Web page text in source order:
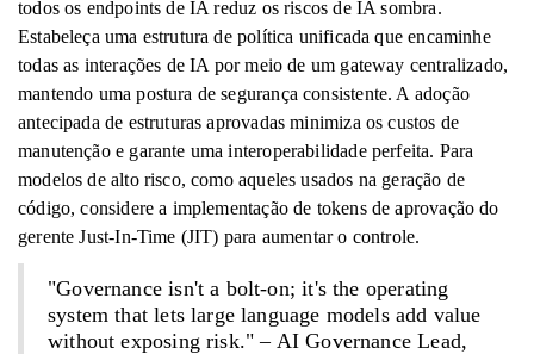
todos os endpoints de IA reduz os riscos de IA sombra.
Estabeleça uma estrutura de política unificada que encaminhe
todas as interações de IA por meio de um gateway centralizado,
mantendo uma postura de segurança consistente. A adoção
antecipada de estruturas aprovadas minimiza os custos de
manutenção e garante uma interoperabilidade perfeita. Para
modelos de alto risco, como aqueles usados ​​na geração de
código, considere a implementação de tokens de aprovação do
gerente Just-In-Time (JIT) para aumentar o controle.
"Governance isn't a bolt-on; it's the operating
system that lets large language models add value
without exposing risk." – AI Governance Lead,